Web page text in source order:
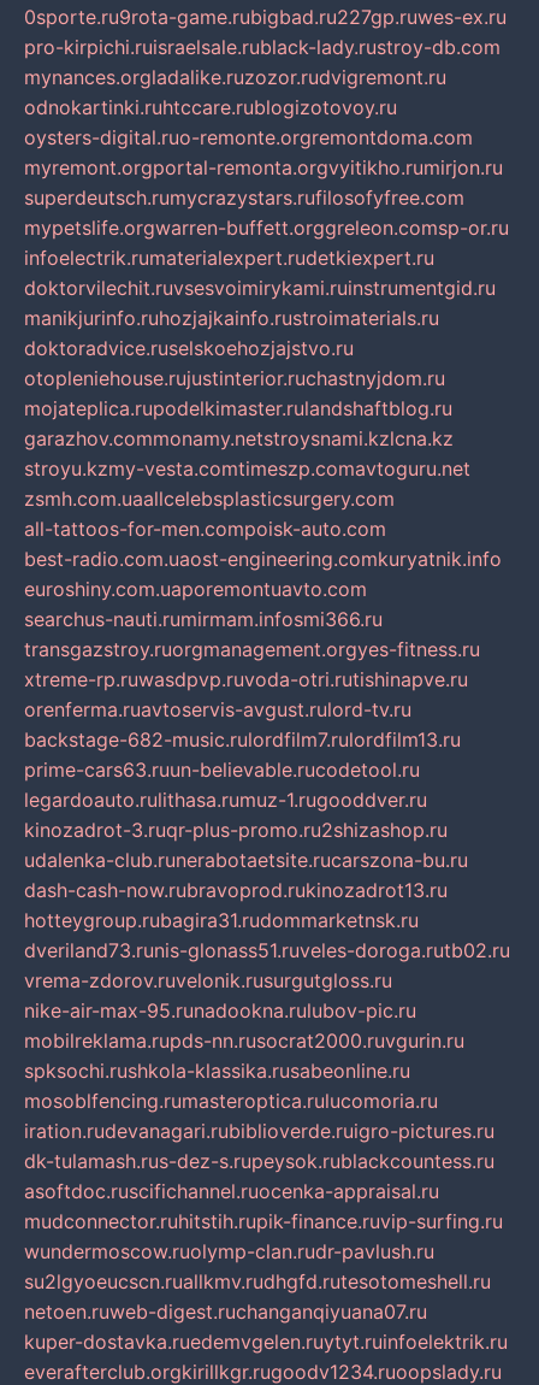
0sporte.ru9rota-game.rubigbad.ru227gp.ruwes-ex.ru
pro-kirpichi.ruisraelsale.rublack-lady.rustroy-db.com
mynances.orgladalike.ruzozor.rudvigremont.ru
odnokartinki.ruhtccare.rublogizotovoy.ru
oysters-digital.ruo-remonte.orgremontdoma.com
myremont.orgportal-remonta.orgvyitikho.rumirjon.ru
superdeutsch.rumycrazystars.rufilosofyfree.com
mypetslife.orgwarren-buffett.orggreleon.comsp-or.ru
infoelectrik.rumaterialexpert.rudetkiexpert.ru
doktorvilechit.ruvsesvoimirykami.ruinstrumentgid.ru
manikjurinfo.ruhozjajkainfo.rustroimaterials.ru
doktoradvice.ruselskoehozjajstvo.ru
otopleniehouse.rujustinterior.ruchastnyjdom.ru
mojateplica.rupodelkimaster.rulandshaftblog.ru
garazhov.commonamy.netstroysnami.kzlcna.kz
stroyu.kzmy-vesta.comtimeszp.comavtoguru.net
zsmh.com.uaallcelebsplasticsurgery.com
all-tattoos-for-men.compoisk-auto.com
best-radio.com.uaost-engineering.comkuryatnik.info
euroshiny.com.uaporemontuavto.com
searchus-nauti.rumirmam.infosmi366.ru
transgazstroy.ruorgmanagement.orgyes-fitness.ru
xtreme-rp.ruwasdpvp.ruvoda-otri.rutishinapve.ru
orenferma.ruavtoservis-avgust.rulord-tv.ru
backstage-682-music.rulordfilm7.rulordfilm13.ru
prime-cars63.ruun-believable.rucodetool.ru
legardoauto.rulithasa.rumuz-1.rugooddver.ru
kinozadrot-3.ruqr-plus-promo.ru2shizashop.ru
udalenka-club.runerabotaetsite.rucarszona-bu.ru
dash-cash-now.rubravoprod.rukinozadrot13.ru
hotteygroup.rubagira31.rudommarketnsk.ru
dveriland73.runis-glonass51.ruveles-doroga.rutb02.ru
vrema-zdorov.ruvelonik.rusurgutgloss.ru
nike-air-max-95.runadookna.rulubov-pic.ru
mobilreklama.rupds-nn.rusocrat2000.ruvgurin.ru
spksochi.rushkola-klassika.rusabeonline.ru
mosoblfencing.rumasteroptica.rulucomoria.ru
iration.rudevanagari.rubiblioverde.ruigro-pictures.ru
dk-tulamash.rus-dez-s.rupeysok.rublackcountess.ru
asoftdoc.ruscifichannel.ruocenka-appraisal.ru
mudconnector.ruhitstih.rupik-finance.ruvip-surfing.ru
wundermoscow.ruolymp-clan.rudr-pavlush.ru
su2lgyoeucscn.ruallkmv.rudhgfd.rutesotomeshell.ru
netoen.ruweb-digest.ruchanganqiyuana07.ru
kuper-dostavka.ruedemvgelen.ruytyt.ruinfoelektrik.ru
everafterclub.orgkirillkgr.rugoodv1234.ruoopslady.ru